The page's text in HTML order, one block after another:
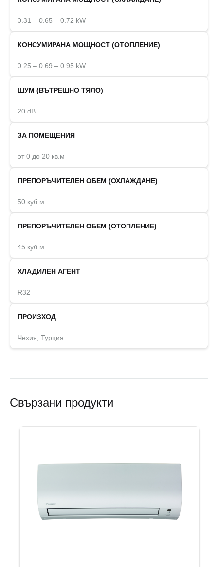
0.31 – 0.65 – 0.72 kW
КОНСУМИРАНА МОЩНОСТ (ОТОПЛЕНИЕ)
0.25 – 0.69 – 0.95 kW
ШУМ (ВЪТРЕШНО ТЯЛО)
20 dB
ЗА ПОМЕЩЕНИЯ
от 0 до 20 кв.м
ПРЕПОРЪЧИТЕЛЕН ОБЕМ (ОХЛАЖДАНЕ)
50 куб.м
ПРЕПОРЪЧИТЕЛЕН ОБЕМ (ОТОПЛЕНИЕ)
45 куб.м
ХЛАДИЛЕН АГЕНТ
R32
ПРОИЗХОД
Чехия, Турция
Свързани продукти